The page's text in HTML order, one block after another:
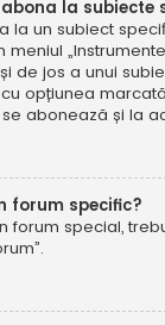
la subiecte
la un subiect
de jos a unui
opțiunea
abonează și la
forum specific?
forum special,